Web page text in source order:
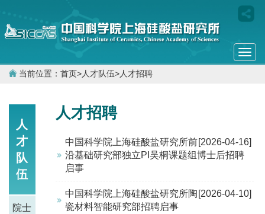
当前位置： 首页>人才队伍>人才招聘
人
才
队
伍
院士
人才招聘
[2026-04-16]
中国科学院上海硅酸盐研究所前
沿基础研究部独立PI吴桐课题组博士后招聘
启事
[2026-04-10]
中国科学院上海硅酸盐研究所陶
瓷材料智能研究部招聘启事